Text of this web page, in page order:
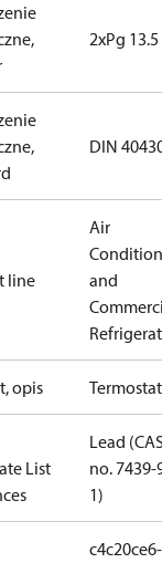
TYSK
2xPg 13.5
DIN
line
Air
and
opis Termostat
List
Lead
no. 7439-
1)
c4c20ce6-